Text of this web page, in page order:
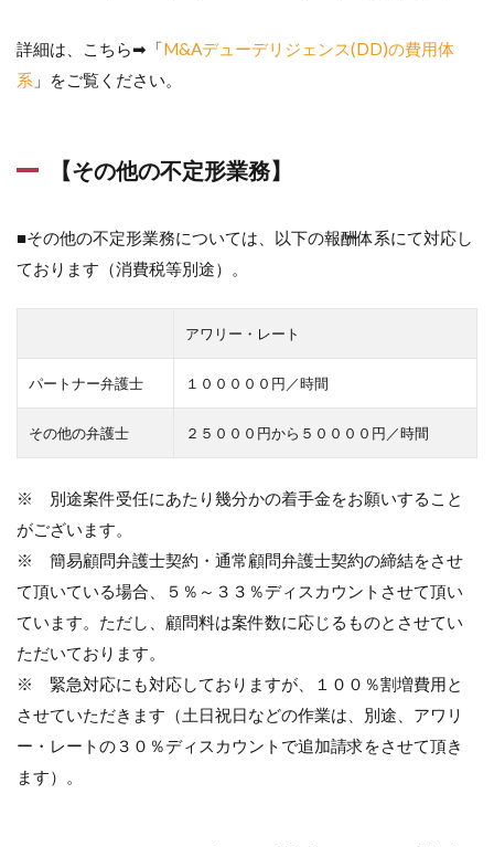
詳細は、こちら➡「M&Aデューデリジェンス(DD)の費用体
系 」をご覧ください。
【その他の不定形業務】
■その他の不定形業務については、以下の報酬体系にて対応し
ております（消費税等別途）。
アワリー・レート
パートナー弁護士 １０００００円／時間
その他の弁護士 ２５０００円から５００００円／時間
※ 別途案件受任にあたり幾分かの着手金をお願いすること
がございます。
※ 簡易顧問弁護士契約・通常顧問弁護士契約の締結をさせ
て頂いている場合、５％～３３％ディスカウントさせて頂い
ています。ただし、顧問料は案件数に応じるものとさせてい
ただいております。
※ 緊急対応にも対応しておりますが、１００％割増費用と
させていただきます（土日祝日などの作業は、別途、アワリ
ー・レートの３０％ディスカウントで追加請求をさせて頂き
ます）。